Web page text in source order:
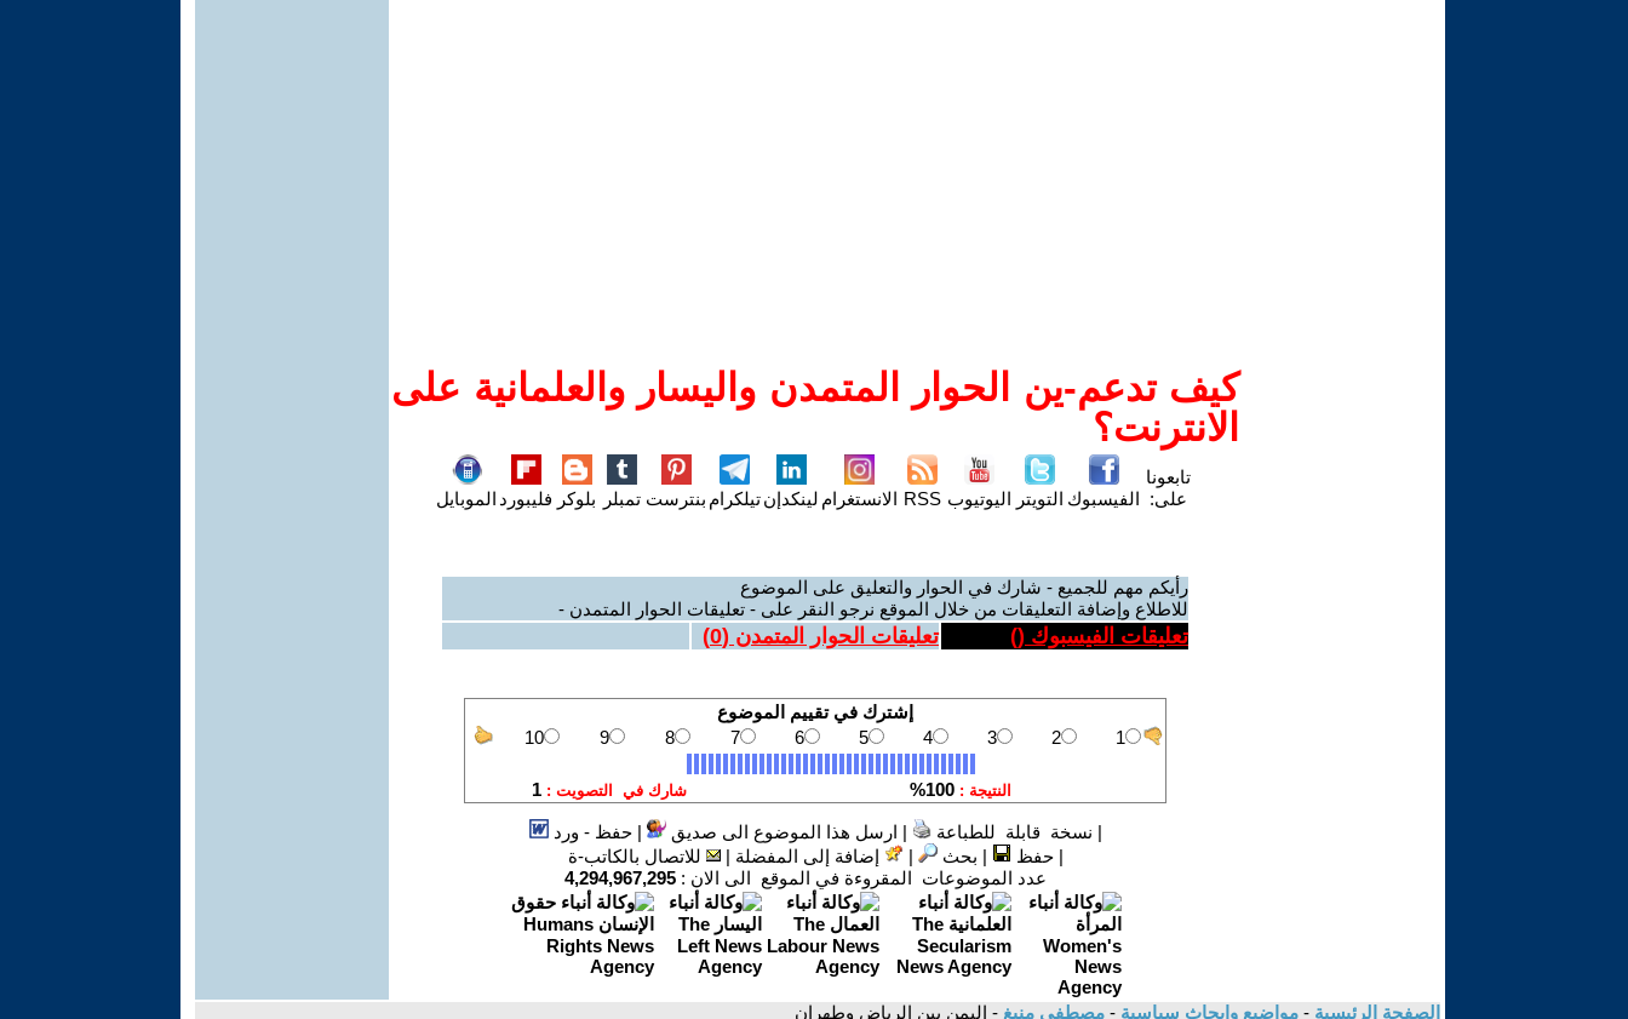
كيف تدعم-ين الحوار المتمدن واليسار والعلمانية على
الانترنت؟
تابعونا
على: الفيسبوك التويتر اليوتيوب RSS الانستغرام لينكدإنتيلكرام بنترست تمبلر بلوكر فليبورد الموبايل
رأيكم مهم للجميع - شارك في الحوار والتعليق على الموضوع
للاطلاع وإضافة التعليقات من خلال الموقع نرجو النقر على - تعليقات الحوار المتمدن -
تعليقات الفيسبوك () تعليقات الحوار المتمدن (0
)
| نسخة قابلة للطباعة | ارسل هذا الموضوع الى صديق |حفظ - ورد
|حفظ | بحث | إضافة إلى المفضلة |
للاتصال بالكاتب-ة
عدد الموضوعات المقروءة في الموقع الى الان : 4,294,967,295
الصفحة الرئيسية - مواضيع وابحاث سياسية - مصطفى منيغ - اليمن بين الرياض وطهران